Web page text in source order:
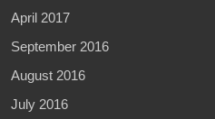
April 2017
September 2016
August 2016
July 2016